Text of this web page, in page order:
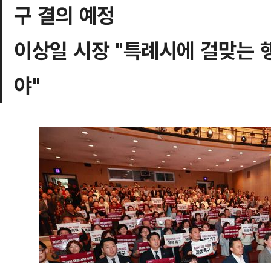
구 결의 예정
이상일 시장 "특례시에 걸맞는
야"